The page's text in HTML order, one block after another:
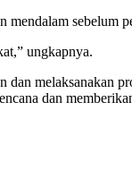
sebelum
ungkapnya.
melaksanakan
dan